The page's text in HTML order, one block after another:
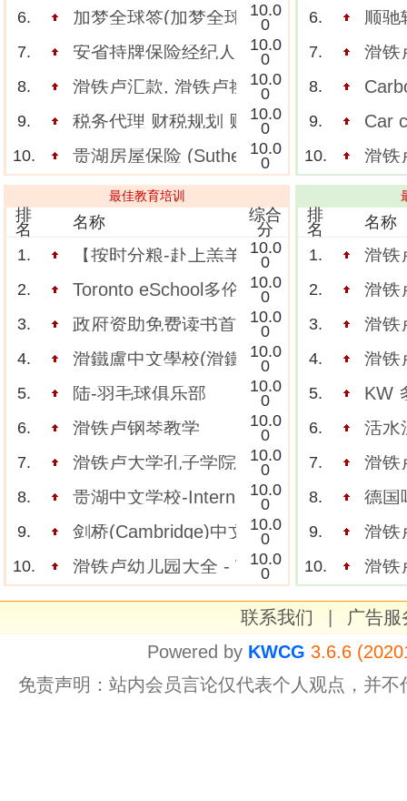
6.
加梦全球签(加梦全球签urvisa.ca)
10.0
0
7.
安省持牌保险经纪人 Edward Zhou(齐达
10.0
0
8.
滑铁卢汇款, 滑铁卢换钱 请选择中信汇安
10.0
0
9.
税务代理 财税规划 财富管理 一站式服务
10.0
0
10.
贵湖房屋保险 (Sutherland Insurance
10.0
0
6. 顺驰
7. 滑铁
8.
9. Car
10. 滑铁
最佳教育培训
排
名
名称
综合
分
1.
【按时分粮-赴上羔羊婚筵须知的关键点
10.0
0
2.
Toronto eSchool多伦多在线高中
10.0
0
3.
政府资助免费读书首选，加拿大科技学院
10.0
0
4.
滑鐵盧中文學校(滑鐵盧台灣同鄉會中文
10.0
0
5.
陆-羽毛球俱乐部
10.0
0
6.
滑铁卢钢琴教学
10.0
0
7.
滑铁卢大学孔子学院
10.0
0
8.
贵湖中文学校-International languages
10.0
0
9.
剑桥(Cambridge)中文学校
10.0
0
10.
滑铁卢幼儿园大全 - Waterloo Daycare
10.0
0
排
名
名称
1.
滑铁
2. 滑铁
3. 滑铁
4. 滑铁
5. KW
6. 活水
7. 滑铁
8. 德国
9. 滑铁
10. 滑铁
联系我们
广告服
Powered by KWCG 3.6.6
免责声明：站内会员言论仅代表个人观点，并